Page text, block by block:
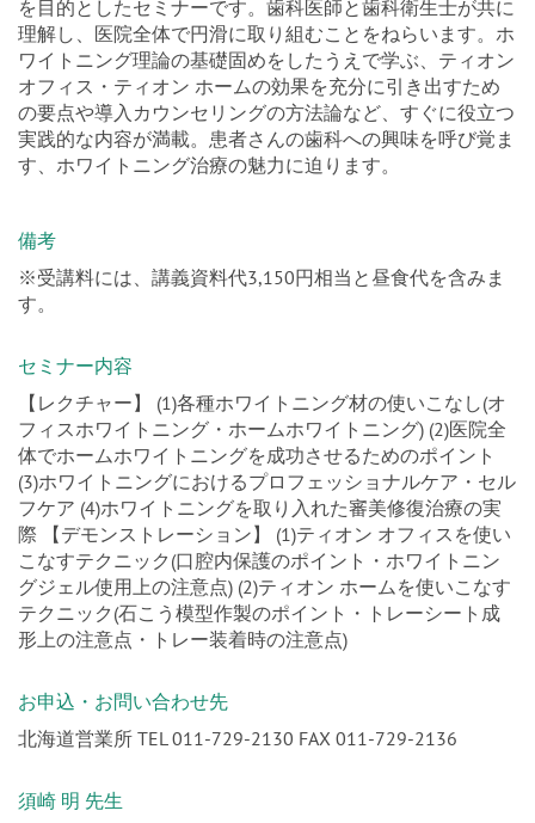
を目的としたセミナーです。歯科医師と歯科衛生士が共に
理解し、医院全体で円滑に取り組むことをねらいます。ホ
ワイトニング理論の基礎固めをしたうえで学ぶ、ティオン
オフィス・ティオン ホームの効果を充分に引き出すため
の要点や導入カウンセリングの方法論など、すぐに役立つ
実践的な内容が満載。患者さんの歯科への興味を呼び覚ま
す、ホワイトニング治療の魅力に迫ります。
備考
※受講料には、講義資料代3,150円相当と昼食代を含みま
す。
セミナー内容
【レクチャー】 (1)各種ホワイトニング材の使いこなし(オ
フィスホワイトニング・ホームホワイトニング) (2)医院全
体でホームホワイトニングを成功させるためのポイント
(3)ホワイトニングにおけるプロフェッショナルケア・セル
フケア (4)ホワイトニングを取り入れた審美修復治療の実
際 【デモンストレーション】 (1)ティオン オフィスを使い
こなすテクニック(口腔内保護のポイント・ホワイトニン
グジェル使用上の注意点) (2)ティオン ホームを使いこなす
テクニック(石こう模型作製のポイント・トレーシート成
形上の注意点・トレー装着時の注意点)
お申込・お問い合わせ先
北海道営業所 TEL 011-729-2130 FAX 011-729-2136
須崎 明 先生